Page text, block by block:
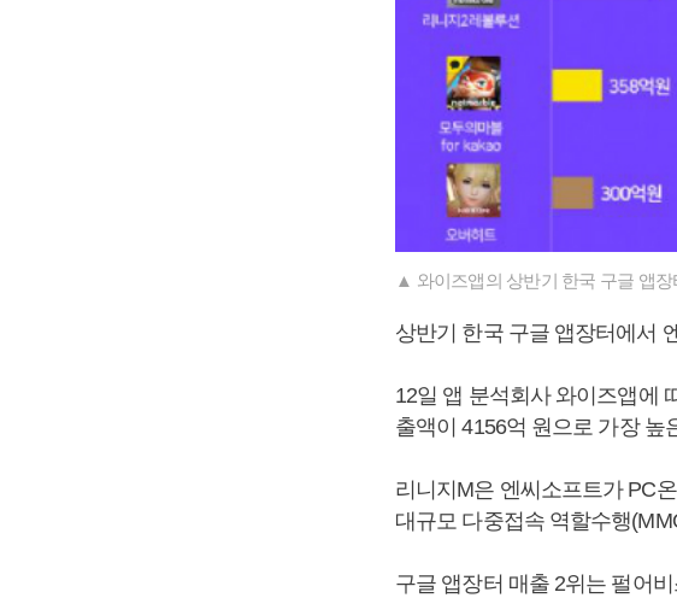
▲ 와이즈앱의 상반기 한국 구글 앱
상반기 한국 구글 앱장터에서
12일 앱 분석회사 와이즈앱에
출액이 4156억 원으로 가장 높
리니지M은 엔씨소프트가 PC
대규모 다중접속 역할수행
구글 앱장터 매출 2위는 펄어